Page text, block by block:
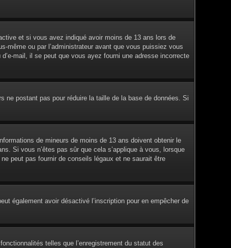
et si vous avez indiqué avoir moins de 13 ans lors de
même ou par l’administrateur avant que vous puissiez vous
mail, il se peut que vous ayez fourni une adresse incorrecte
ne postant pas pour réduire la taille de la base de données. Si
de mineurs de moins de 13 ans doivent obtenir le
Si vous n’êtes pas sûr que cela s’applique à vous, lorsque
peut pas fournir de conseils légaux et ne saurait être
également avoir désactivé l’inscription pour en empêcher de
telles que l’enregistrement du statut des